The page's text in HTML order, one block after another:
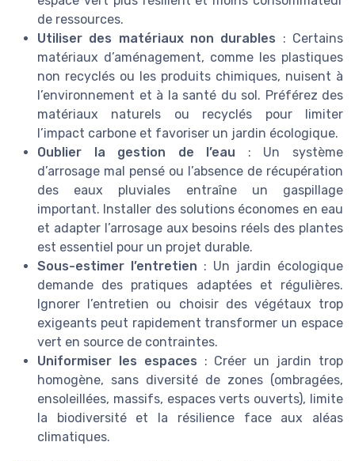
de ressources.
Utiliser des matériaux non durables : Certains
matériaux d’aménagement, comme les plastiques
non recyclés ou les produits chimiques, nuisent à
l’environnement et à la santé du sol. Préférez des
matériaux naturels ou recyclés pour limiter
l’impact carbone et favoriser un jardin écologique.
Oublier la gestion de l’eau : Un système
d’arrosage mal pensé ou l’absence de récupération
des eaux pluviales entraîne un gaspillage
important. Installer des solutions économes en eau
et adapter l’arrosage aux besoins réels des plantes
est essentiel pour un projet durable.
Sous-estimer l’entretien : Un jardin écologique
demande des pratiques adaptées et régulières.
Ignorer l’entretien ou choisir des végétaux trop
exigeants peut rapidement transformer un espace
vert en source de contraintes.
Uniformiser les espaces : Créer un jardin trop
homogène, sans diversité de zones (ombragées,
ensoleillées, massifs, espaces verts ouverts), limite
la biodiversité et la résilience face aux aléas
climatiques.